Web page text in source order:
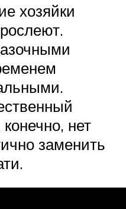
хозяйки
нет
заменить